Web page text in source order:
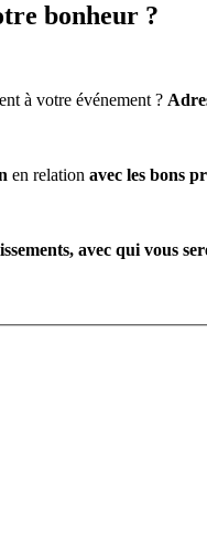
bonheur ?
à votre événement ?
en relation avec les bons
avec qui vous